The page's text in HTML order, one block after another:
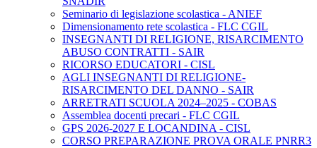
Seminario di legislazione scolastica - ANIEF
Dimensionamento rete scolastica - FLC CGIL
INSEGNANTI DI RELIGIONE, RISARCIMENTO
ABUSO CONTRATTI - SAIR
RICORSO EDUCATORI - CISL
AGLI INSEGNANTI DI RELIGIONE-
RISARCIMENTO DEL DANNO - SAIR
ARRETRATI SCUOLA 2024–2025 - COBAS
Assemblea docenti precari - FLC CGIL
GPS 2026-2027 E LOCANDINA - CISL
CORSO PREPARAZIONE PROVA ORALE PNRR3